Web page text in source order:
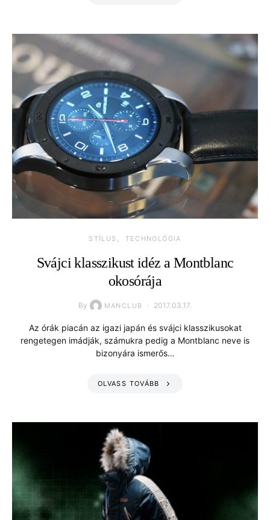
STÍLUS TECHNOLÓGIA
Svájci klasszikust idéz a Montblanc
okosórája
By MANCLUB 2017.03.17.
Az órák piacán az igazi japán és svájci klasszikusokat
rengetegen imádják, számukra pedig a Montblanc neve is
bizonyára ismerős…
OLVASS TOVÁBB